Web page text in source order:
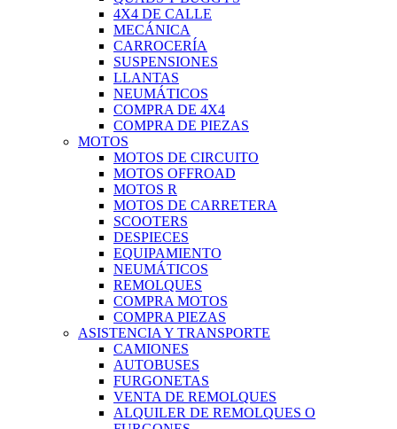
4X4 DE CALLE
MECÁNICA
CARROCERÍA
SUSPENSIONES
LLANTAS
NEUMÁTICOS
COMPRA DE 4X4
COMPRA DE PIEZAS
MOTOS
MOTOS DE CIRCUITO
MOTOS OFFROAD
MOTOS R
MOTOS DE CARRETERA
SCOOTERS
DESPIECES
EQUIPAMIENTO
NEUMÁTICOS
REMOLQUES
COMPRA MOTOS
COMPRA PIEZAS
ASISTENCIA Y TRANSPORTE
CAMIONES
AUTOBUSES
FURGONETAS
VENTA DE REMOLQUES
ALQUILER DE REMOLQUES O